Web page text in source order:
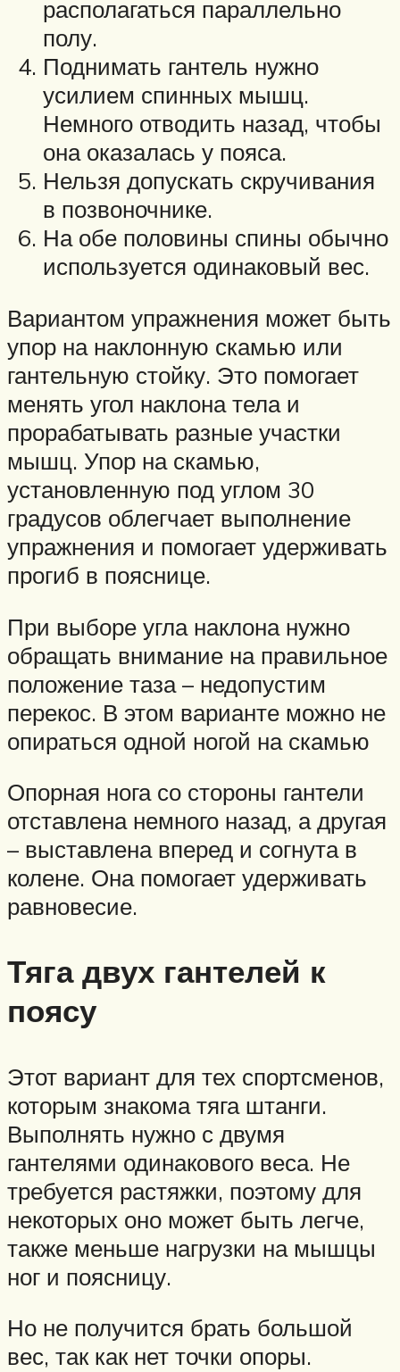
располагаться параллельно
полу.
Поднимать гантель нужно
усилием спинных мышц.
Немного отводить назад, чтобы
она оказалась у пояса.
Нельзя допускать скручивания
в позвоночнике.
На обе половины спины обычно
используется одинаковый вес.
Вариантом упражнения может быть
упор на наклонную скамью или
гантельную стойку. Это помогает
менять угол наклона тела и
прорабатывать разные участки
мышц. Упор на скамью,
установленную под углом 30
градусов облегчает выполнение
упражнения и помогает удерживать
прогиб в пояснице.
При выборе угла наклона нужно
обращать внимание на правильное
положение таза – недопустим
перекос. В этом варианте можно не
опираться одной ногой на скамью
Опорная нога со стороны гантели
отставлена немного назад, а другая
– выставлена вперед и согнута в
колене. Она помогает удерживать
равновесие.
Тяга двух гантелей к
поясу
Этот вариант для тех спортсменов,
которым знакома тяга штанги.
Выполнять нужно с двумя
гантелями одинакового веса. Не
требуется растяжки, поэтому для
некоторых оно может быть легче,
также меньше нагрузки на мышцы
ног и поясницу.
Но не получится брать большой
вес, так как нет точки опоры.